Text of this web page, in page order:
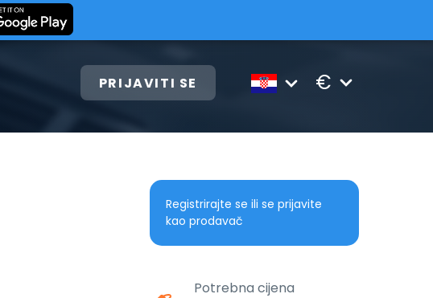
PRIJAVITI SE €
Registrirajte se ili se prijavite
kao prodavač
Potrebna cijena